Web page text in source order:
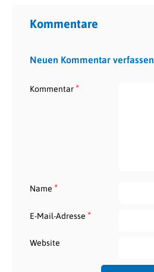
Kommentare
Neuen Kommentar verfassen
Kommentar*
Name *
E-Mail-Adresse *
Website